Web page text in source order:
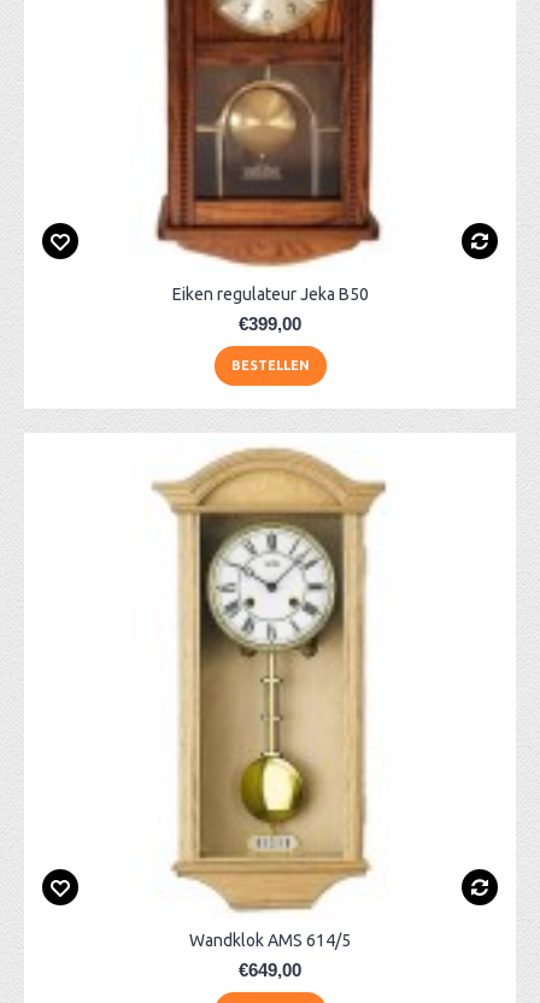
Eiken regulateur Jeka B50
€399,00
BESTELLEN
Wandklok AMS 614/5
€649,00